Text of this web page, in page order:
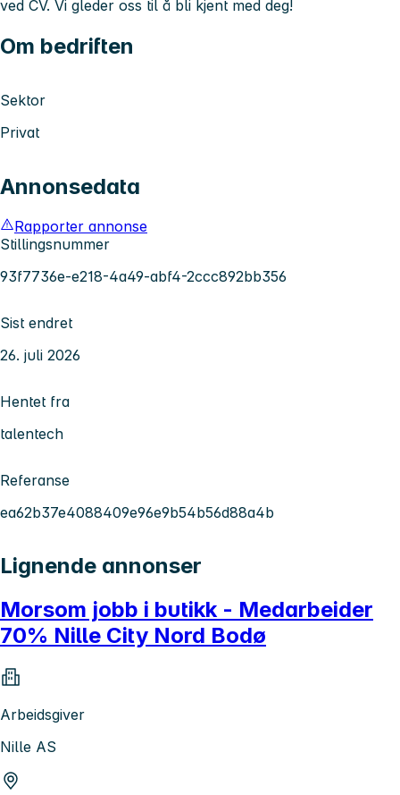
ved CV. Vi gleder oss til å bli kjent med deg!
Om bedriften
Sektor
Privat
Annonsedata
Rapporter annonse
Stillingsnummer
93f7736e-e218-4a49-abf4-2ccc892bb356
Sist endret
26. juli 2026
Hentet fra
talentech
Referanse
ea62b37e4088409e96e9b54b56d88a4b
Lignende annonser
Morsom jobb i butikk - Medarbeider
70% Nille City Nord Bodø
Arbeidsgiver
Nille AS